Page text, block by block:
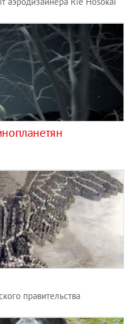
правительства